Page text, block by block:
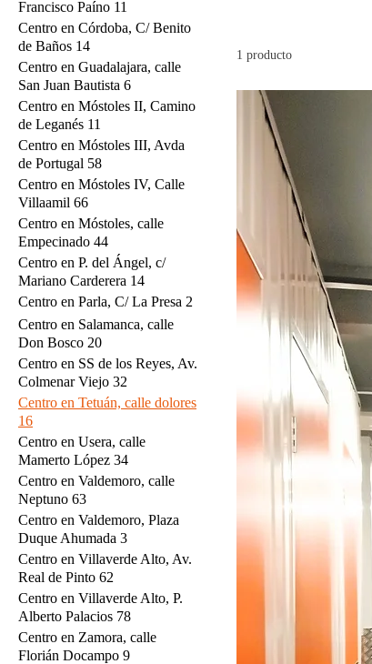
Francisco Paíno 11
Centro en Córdoba, C/ Benito
de Baños 14
Centro en Guadalajara, calle
San Juan Bautista 6
Centro en Móstoles II, Camino
de Leganés 11
Centro en Móstoles III, Avda
de Portugal 58
Centro en Móstoles IV, Calle
Villaamil 66
Centro en Móstoles, calle
Empecinado 44
Centro en P. del Ángel, c/
Mariano Carderera 14
Centro en Parla, C/ La Presa 2
Centro en Salamanca, calle
Don Bosco 20
Centro en SS de los Reyes, Av.
Colmenar Viejo 32
Centro en Tetuán, calle dolores
16
Centro en Usera, calle
Mamerto López 34
Centro en Valdemoro, calle
Neptuno 63
Centro en Valdemoro, Plaza
Duque Ahumada 3
Centro en Villaverde Alto, Av.
Real de Pinto 62
Centro en Villaverde Alto, P.
Alberto Palacios 78
Centro en Zamora, calle
Florián Docampo 9
1 producto